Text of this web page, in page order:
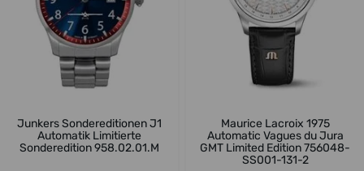
Junkers Sondereditionen J1
Automatik Limitierte
Sonderedition 958.02.01.M
Maurice Lacroix 1975
Automatic Vagues du Jura
GMT Limited Edition 756048-
SS001-131-2